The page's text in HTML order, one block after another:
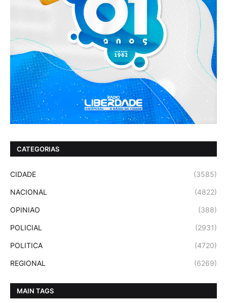
CATEGORIAS
CIDADE (3585)
NACIONAL (4822)
OPINIAO (388)
POLICIAL (2931)
POLITICA (4720)
REGIONAL (6269)
MAIN TAGS